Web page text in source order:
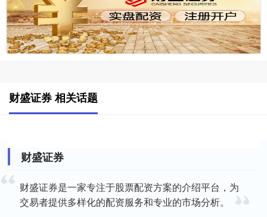
财盛证券 相关话题
财盛证券
财盛证券是一家专注于股票配资方案的介绍平台，为
交易者提供多样化的配资服务和专业的市场分析。